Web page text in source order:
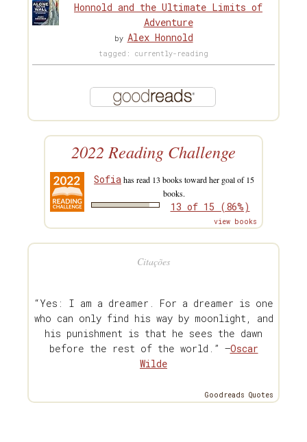
Honnold and the Ultimate Limits of
Adventure
by Alex Honnold
tagged: currently-reading
2022 Reading Challenge
Sofiahas read 13 books toward her goal of 15
books.
13 of 15 (86%)
view books
Citações
“Yes: I am a dreamer. For a dreamer is one
who can only find his way by moonlight, and
his punishment is that he sees the dawn
before the rest of the world.” —Oscar
Wilde
Goodreads Quotes